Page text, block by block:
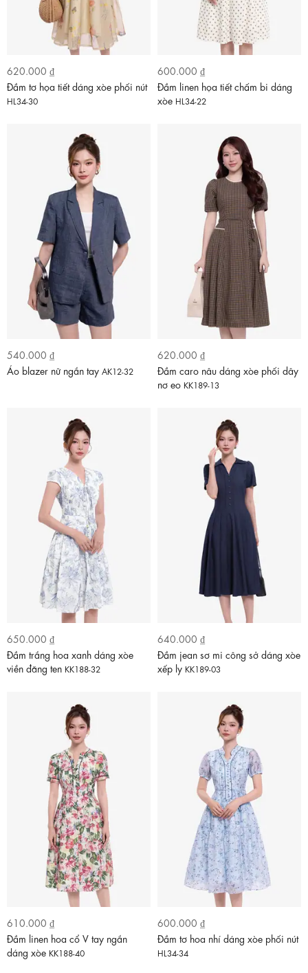
620.000 ₫
Đầm tơ họa tiết dáng xòe phối nút
HL34-30
600.000 ₫
Đầm linen họa tiết chấm bi dáng
xòe HL34-22
540.000 ₫
Áo blazer nữ ngắn tay AK12-32
620.000 ₫
Đầm caro nâu dáng xòe phối dây
nơ eo KK189-13
650.000 ₫
Đầm trắng hoa xanh dáng xòe
viền đăng ten KK188-32
640.000 ₫
Đầm jean sơ mi công sở dáng xòe
xếp ly KK189-03
610.000 ₫
Đầm linen hoa cổ V tay ngắn
dáng xòe KK188-40
600.000 ₫
Đầm tơ hoa nhí dáng xòe phối nút
HL34-34